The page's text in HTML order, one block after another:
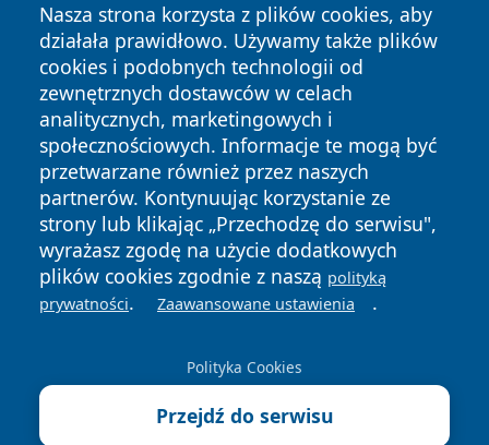
Nasza strona korzysta z plików cookies, aby
działała prawidłowo. Używamy także plików
cookies i podobnych technologii od
zewnętrznych dostawców w celach
analitycznych, marketingowych i
społecznościowych. Informacje te mogą być
przetwarzane również przez naszych
partnerów. Kontynuując korzystanie ze
strony lub klikając „Przechodzę do serwisu",
wyrażasz zgodę na użycie dodatkowych
plików cookies zgodnie z naszą polityką
prywatności. Zaawansowane ustawienia .
Polityka Cookies
Przejdź do serwisu
Copyright © 2026 faktyopole.pl Wszystkie prawa zastrzeżone.
News Autorzy
Polityka
Prywatności
Polityka
Cookies